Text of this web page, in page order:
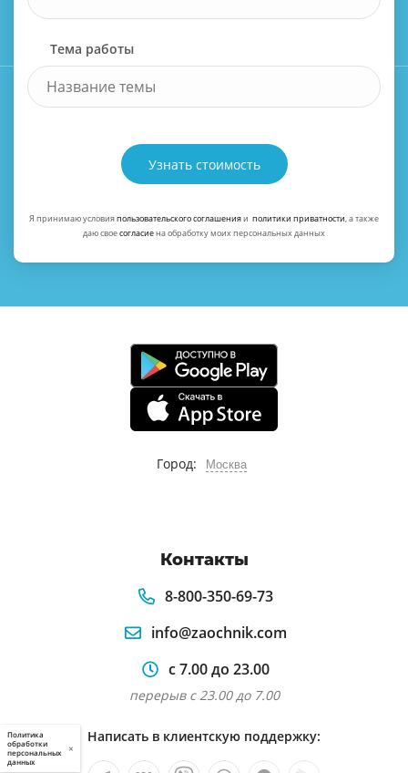
Тема работы
Узнать стоимость
Я принимаю условияпользовательского соглашенияи политики приватности, а также
даю своесогласиена обработку моих персональных данных
Город: Москва
Контакты
8-800-350-69-73
info@zaochnik.com
с 7.00 до 23.00
перерыв с 23.00 до 7.00
Написать в клиентскую поддержку:
Политика
обработки
персональных
данных
×